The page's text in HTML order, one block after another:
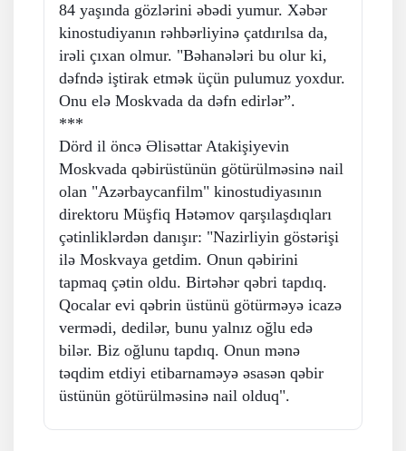
84 yaşında gözlərini əbədi yumur. Xəbər
kinostudiyanın rəhbərliyinə çatdırılsa da,
irəli çıxan olmur. "Bəhanələri bu olur ki,
dəfndə iştirak etmək üçün pulumuz yoxdur.
Onu elə Moskvada da dəfn edirlər”.
***
Dörd il öncə Əlisəttar Atakişiyevin
Moskvada qəbirüstünün götürülməsinə nail
olan "Azərbaycanfilm" kinostudiyasının
direktoru Müşfiq Hətəmov qarşılaşdıqları
çətinliklərdən danışır: "Nazirliyin göstərişi
ilə Moskvaya getdim. Onun qəbirini
tapmaq çətin oldu. Birtəhər qəbri tapdıq.
Qocalar evi qəbrin üstünü götürməyə icazə
vermədi, dedilər, bunu yalnız oğlu edə
bilər. Biz oğlunu tapdıq. Onun mənə
təqdim etdiyi etibarnaməyə əsasən qəbir
üstünün götürülməsinə nail olduq".